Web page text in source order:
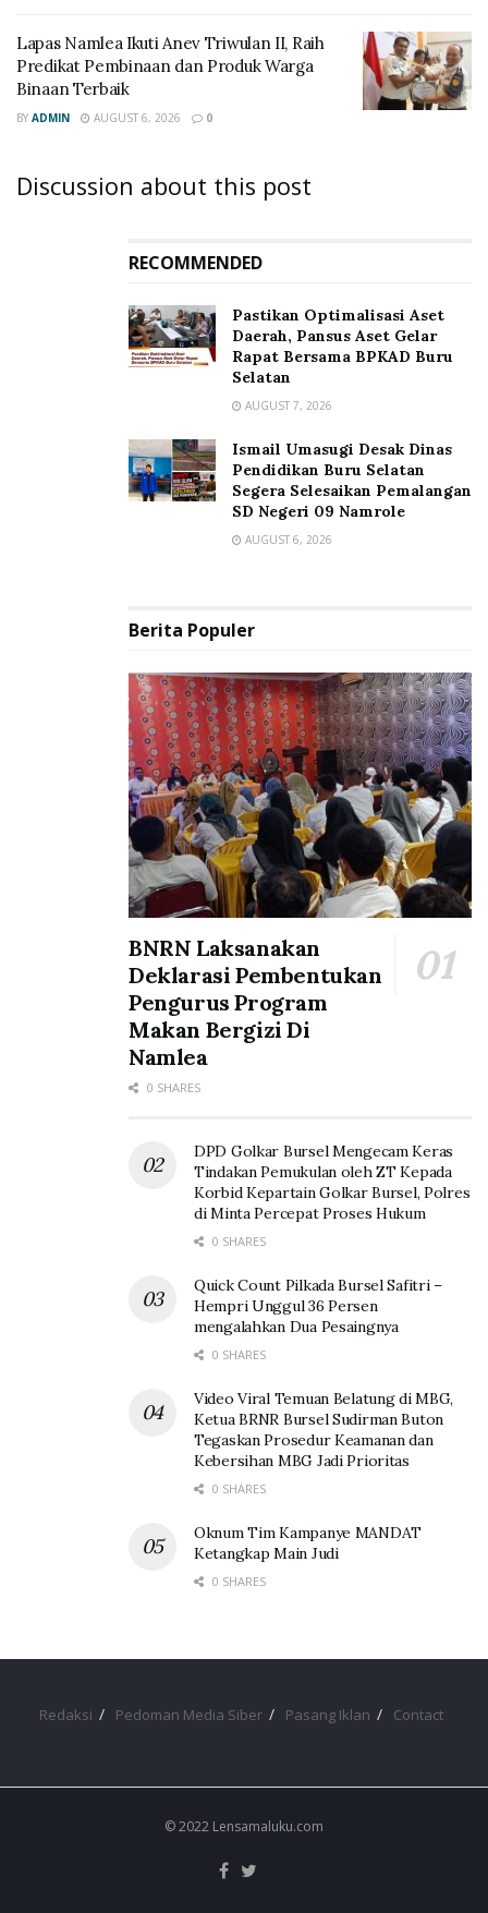
Lapas Namlea Ikuti Anev Triwulan II, Raih
Predikat Pembinaan dan Produk Warga
Binaan Terbaik
BY ADMIN AUGUST 6, 2026 0
Discussion about this post
RECOMMENDED
Pastikan Optimalisasi Aset
Daerah, Pansus Aset Gelar
Rapat Bersama BPKAD Buru
Selatan
AUGUST 7, 2026
Ismail Umasugi Desak Dinas
Pendidikan Buru Selatan
Segera Selesaikan Pemalangan
SD Negeri 09 Namrole
AUGUST 6, 2026
Berita Populer
BNRN Laksanakan
Deklarasi Pembentukan
Pengurus Program
Makan Bergizi Di
Namlea
0 SHARES
DPD Golkar Bursel Mengecam Keras
Tindakan Pemukulan oleh ZT Kepada
Korbid Kepartain Golkar Bursel, Polres
di Minta Percepat Proses Hukum
0 SHARES
Quick Count Pilkada Bursel Safitri –
Hempri Unggul 36 Persen
mengalahkan Dua Pesaingnya
0 SHARES
Video Viral Temuan Belatung di MBG,
Ketua BRNR Bursel Sudirman Buton
Tegaskan Prosedur Keamanan dan
Kebersihan MBG Jadi Prioritas
0 SHARES
Oknum Tim Kampanye MANDAT
Ketangkap Main Judi
0 SHARES
Redaksi Pedoman Media Siber Pasang Iklan Contact
© 2022 Lensamaluku.com